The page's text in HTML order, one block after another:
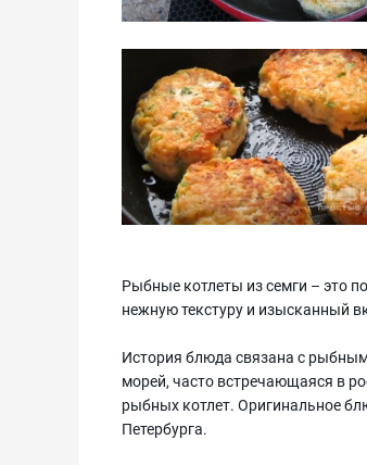
Рыбные котлеты из семги – это
нежную текстуру и изысканный
История блюда связана с
морей, часто встречающаяся в
рыбных котлет. Оригинальное
Петербурга.